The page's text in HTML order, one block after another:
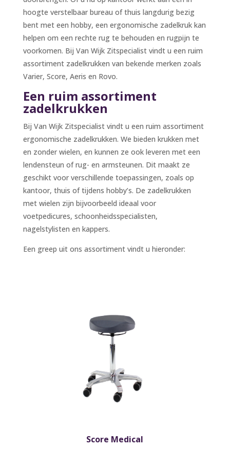
hoogte verstelbaar bureau of thuis langdurig bezig
bent met een hobby, een ergonomische zadelkruk kan
helpen om een rechte rug te behouden en rugpijn te
voorkomen. Bij Van Wijk Zitspecialist vindt u een ruim
assortiment zadelkrukken van bekende merken zoals
Varier, Score, Aeris en Rovo.
Een ruim assortiment
zadelkrukken
Bij Van Wijk Zitspecialist vindt u een ruim assortiment
ergonomische zadelkrukken. We bieden krukken met
en zonder wielen, en kunnen ze ook leveren met een
lendensteun of rug- en armsteunen. Dit maakt ze
geschikt voor verschillende toepassingen, zoals op
kantoor, thuis of tijdens hobby’s. De zadelkrukken
met wielen zijn bijvoorbeeld ideaal voor
voetpedicures, schoonheidsspecialisten,
nagelstylisten en kappers.
Een greep uit ons assortiment vindt u hieronder:
Score Medical